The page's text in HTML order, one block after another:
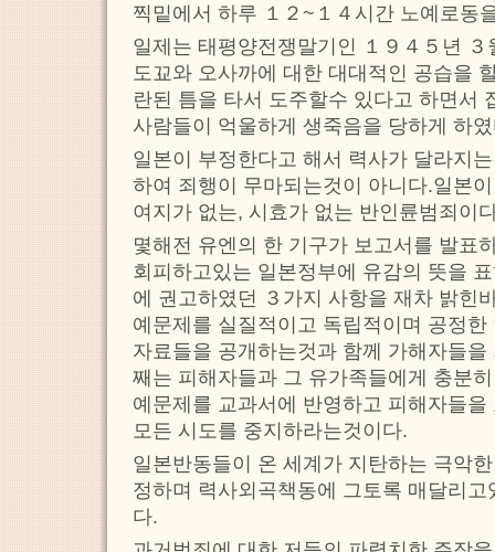
찍밑에서 하루 １２~１４시간 노예로동
일제는 태평양전쟁말기인 １９４５년
도꾜와 오사까에 대한 대대적인 공습을
란된 틈을 타서 도주할수 있다고 하면서
사람들이 억울하게 생죽음을 당하게 하
일본이 부정한다고 해서 력사가 달라지
하여 죄행이 무마되는것이 아니다.일본
여지가 없는, 시효가 없는 반인륜범죄이
몇해전 유엔의 한 기구가 보고서를 발표
회피하고있는 일본정부에 유감의 뜻을
에 권고하였던 ３가지 사항을 재차 밝힌
예문제를 실질적이고 독립적이며 공정
자료들을 공개하는것과 함께 가해자들
째는 피해자들과 그 유가족들에게 충분
예문제를 교과서에 반영하고 피해자들
모든 시도를 중지하라는것이다.
일본반동들이 온 세계가 지탄하는 극악
정하며 력사외곡책동에 그토록 매달리
다.